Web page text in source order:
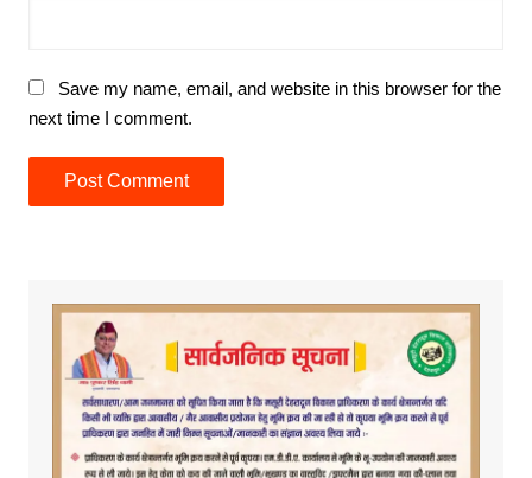
Save my name, email, and website in this browser for the
next time I comment.